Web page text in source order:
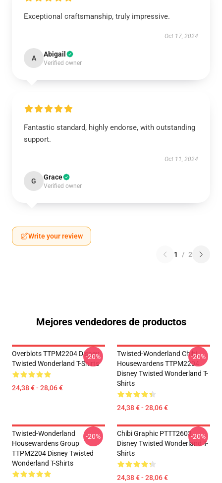
Exceptional craftsmanship, truly impressive.
Oct 17, 2024
A Abigail
Verified owner
Fantastic standard, highly endorse, with outstanding
support.
Oct 11, 2024
G Grace
Verified owner
Write your review
1 / 2
Mejores vendedores de productos
Overblots TTPM2204 Disney
Twisted Wonderland T-Shirts
24,38 € - 28,06 €
-20%
Twisted-Wonderland Chibi
Housewardens TTPM2204
Disney Twisted Wonderland T-
Shirts
24,38 € - 28,06 €
-20%
Twisted-Wonderland
Housewardens Group
TTPM2204 Disney Twisted
Wonderland T-Shirts
-20%
Chibi Graphic PTTT2603
Disney Twisted Wonderland T-
Shirts
24,38 € - 28,06 €
-20%